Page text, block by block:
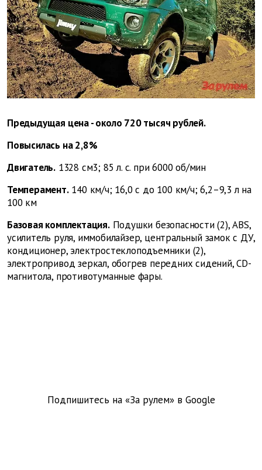
Предыдущая цена - около 720 тысяч рублей.
Повысилась на 2,8%
Двигатель. 1328 см3; 85 л. с. при 6000 об/мин
Темперамент.140 км/ч; 16,0 с до 100 км/ч; 6,2–9,3 л на
100 км
Базовая комплектация.Подушки безопасности (2), ABS,
усилитель руля, иммобилайзер, центральный замок с ДУ,
кондиционер, электростеклоподъемники (2),
электропривод зеркал, обогрев передних сидений, CD-
магнитола, противотуманные фары.
Подпишитесь на «За рулем» в Google